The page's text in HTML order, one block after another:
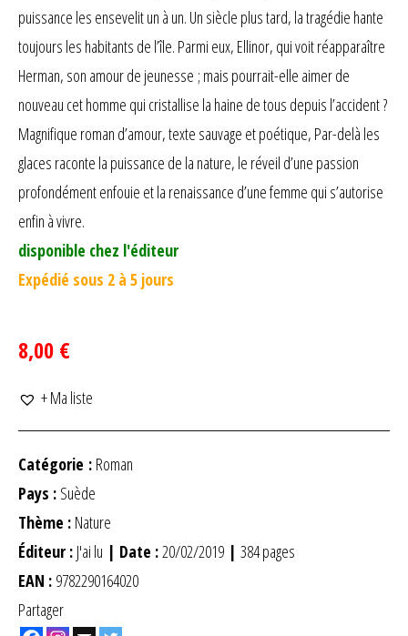
puissance les ensevelit un à un. Un siècle plus tard, la tragédie hante
toujours les habitants de l’île. Parmi eux, Ellinor, qui voit réapparaître
Herman, son amour de jeunesse ; mais pourrait-elle aimer de
nouveau cet homme qui cristallise la haine de tous depuis l’accident ?
Magnifique roman d’amour, texte sauvage et poétique, Par-delà les
glaces raconte la puissance de la nature, le réveil d’une passion
profondément enfouie et la renaissance d’une femme qui s’autorise
enfin à vivre.
disponible chez l'éditeur
Expédié sous 2 à 5 jours
8,00 €
+ Ma liste
Catégorie : Roman
Pays : Suède
Thème : Nature
Éditeur : J'ai lu | Date : 20/02/2019 | 384 pages
EAN : 9782290164020
Partager